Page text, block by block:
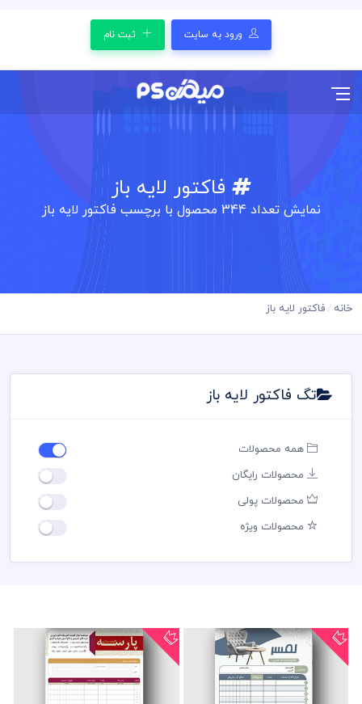
ورود به سایت ثبت نام
فاکتور لایه باز
نمایش تعداد344 محصول با برچسب فاکتور لایه باز
خانه فاکتور لایه باز
تگ فاکتور لایه باز
همه محصولات
محصولات رایگان
محصولات پولی
محصولات ویژه